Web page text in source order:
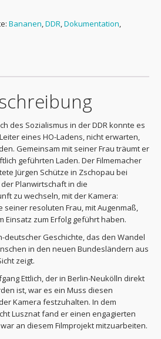
Bananen,DDR,Dokumentation,
des Sozialismus in der DDR konnte es
eines HO-Ladens, nicht erwarten,
Gemeinsam mit seiner Frau träumt er
geführten Laden. Der Filmemacher
Jürgen Schütze in Zschopau bei
Planwirtschaft in die
zu wechseln, mit der Kamera:
seiner resoluten Frau, mit Augenmaß,
Einsatz zum Erfolg geführt haben.
deutscher Geschichte, das den Wandel
in den neuen Bundesländern aus
zeigt.
Ettlich, der in Berlin-Neukölln direkt
ist, war es ein Muss diesen
Kamera festzuhalten. In dem
Lusznat fand er einen engagierten
an diesem Filmprojekt mitzuarbeiten.